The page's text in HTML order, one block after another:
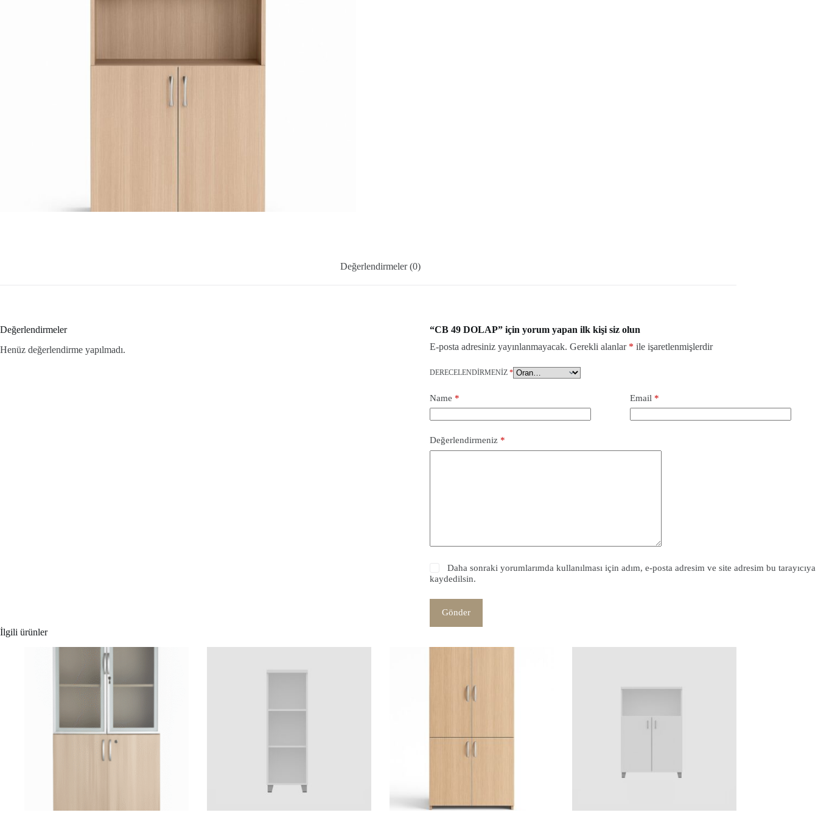
Değerlendirmeler (0)
Değerlendirmeler
Henüz değerlendirme yapılmadı.
“CB 49 DOLAP” için yorum yapan ilk kişi siz olun
E-posta adresiniz yayınlanmayacak. Gerekli alanlar * ile işaretlenmişlerdir
DERECELENDIRMENIZ *
Name * Email *
Değerlendirmeniz *
Daha sonraki yorumlarımda kullanılması için adım, e-posta adresim ve site adresim bu tarayıcıya
kaydedilsin.
Gönder
İlgili ürünler